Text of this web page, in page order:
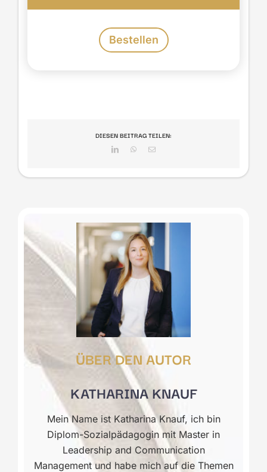
Bestellen
DIESEN BEITRAG TEILEN:
LinkedInWhatsApp
E-
ÜBER DEN AUTOR
KATHARINA KNAUF
Mein Name ist Katharina Knauf, ich bin
Diplom-Sozialpädagogin mit Master in
Leadership and Communication
Management und habe mich auf die Themen